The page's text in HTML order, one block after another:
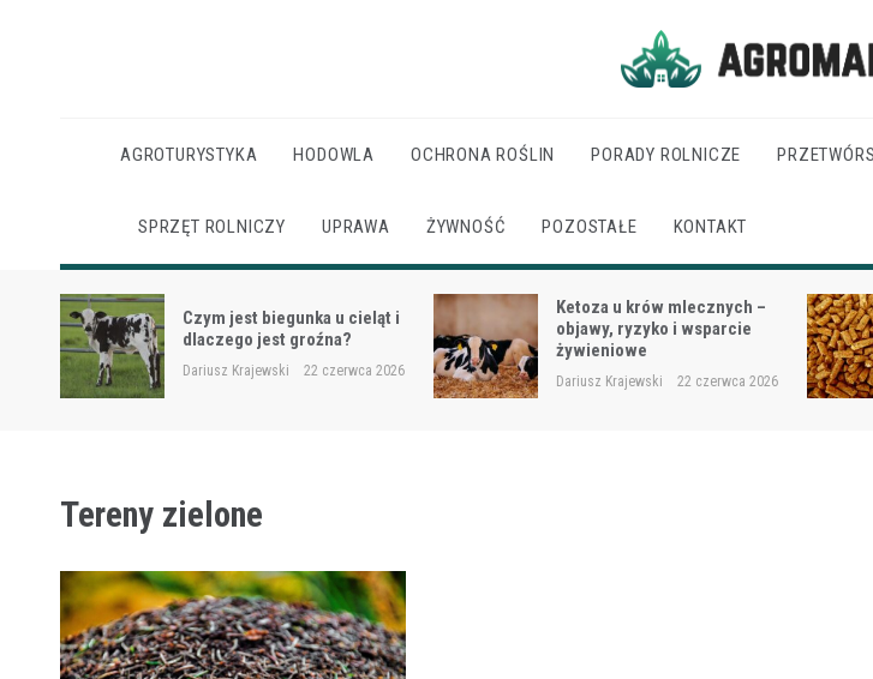
AGROTURYSTYKA HODOWLA OCHRONA ROŚLIN PORADY ROLNICZE
SPRZĘT ROLNICZY UPRAWA ŻYWNOŚĆ POZOSTAŁE KONTAKT
Ketoza u krów mlecznych –
objawy, ryzyko i wsparcie
żywieniowe
Dariusz Krajewski
Pellet opałowy – jakie
urządzenia są potrzebne do
efektywnej produkcji?
Dariusz Krajewski 19 czerwca 2026
Tereny zielone